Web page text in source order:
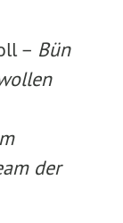
– Bün
der